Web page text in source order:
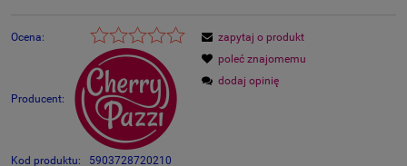
Ocena:
Producent:
Kod produktu: 5903728720210
zapytaj o produkt
poleć znajomemu
dodaj opinię